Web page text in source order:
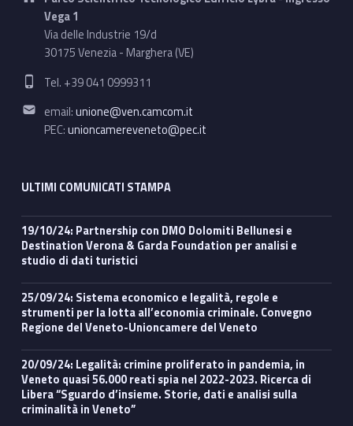
Vega 1
Via delle Industrie 19/d
30175 Venezia - Marghera (VE)
Phone number:
Tel. +39 041 0999311
Email address:
email:unione@ven.camcom.it
PEC:unioncamereveneto@pec.it
ULTIMI COMUNICATI STAMPA
19/10/24: Partnership con DMO Dolomiti Bellunesi e
Destination Verona & Garda Foundation per analisi e
studio di dati turistici
25/09/24: Sistema economico e legalità, regole e
strumenti per la lotta all’economia criminale. Convegno
Regione del Veneto-Unioncamere del Veneto
20/09/24: Legalità: crimine proliferato in pandemia, in
Veneto quasi 56.000 reati spia nel 2022-2023. Ricerca di
Libera “Sguardo d’insieme. Storie, dati e analisi sulla
criminalità in Veneto”